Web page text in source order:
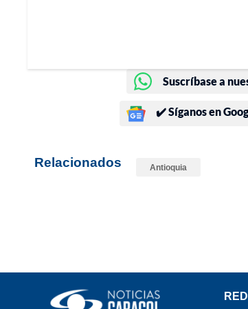
Suscríbase a
✔️ Síganos en
Relacionados Antioquia